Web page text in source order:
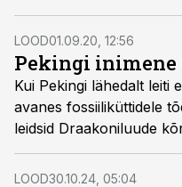
traditsiooniline eluolu
LOOD01.09.20, 12:56
Pekingi
Kui Pekingi lähedalt leiti
avanes fossiiliküttidele
leidsid Draakoniluude
elanud 40 inimlase
kivistised saladuslikult
LOOD30.10.24, 05:04